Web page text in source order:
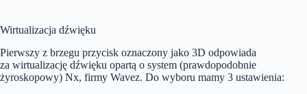
Wirtualizacja dźwięku
Pierwszy z brzegu przycisk oznaczony jako 3D odpowiada
za wirtualizację dźwięku opartą o system (prawdopodobnie
żyroskopowy) Nx, firmy Wavez. Do wyboru mamy 3 ustawienia: